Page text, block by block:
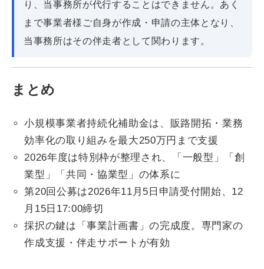
り、当事務所が代行することはできません。あく
まで事業者様ご自身が作成・申請の主体となり、
当事務所はその伴走者として関わります。
まとめ
小規模事業者持続化補助金は、販路開拓・業務
効率化の取り組みを最大250万円まで支援
2026年度は特別枠が整理され、「一般型」「創
業型」「共同・協業型」の体系に
第20回公募は2026年11月5日申請受付開始、12
月15日17:00締切
採択の鍵は「事業計画書」の完成度。専門家の
作成支援・伴走サポートが有効